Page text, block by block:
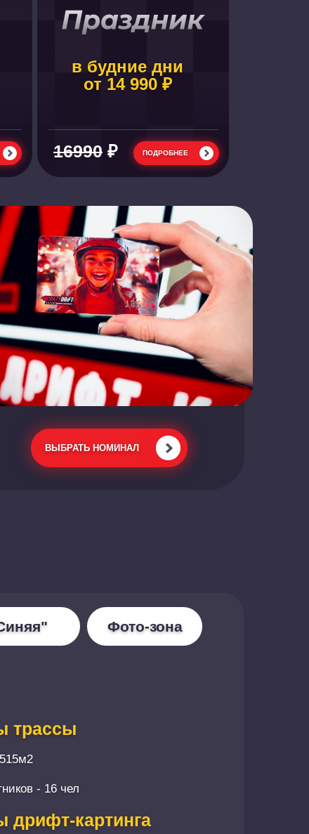
16990 ₽
в будние дни
от 14 990 ₽
ПОДРОБНЕЕ
ВЫБРАТЬ НОМИНАЛ
Фото-зона
- 16 чел
трассы
дрифт-картинга